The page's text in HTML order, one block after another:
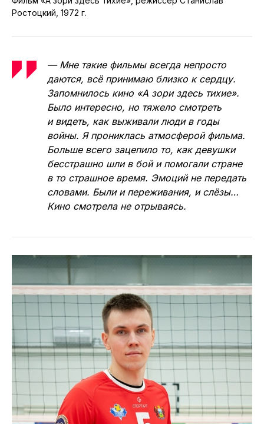
Ростоцкий, 1972 г.
— Мне такие фильмы всегда непросто
даются, всё принимаю близко к сердцу.
Запомнилось кино «А зори здесь тихие».
Было интересно, но тяжело смотреть
и видеть, как выживали люди в годы
войны. Я прониклась атмосферой фильма.
Больше всего зацепило то, как девушки
бесстрашно шли в бой и помогали стране
в то страшное время. Эмоций не передать
словами. Были и переживания, и слёзы…
Кино смотрела не отрываясь.